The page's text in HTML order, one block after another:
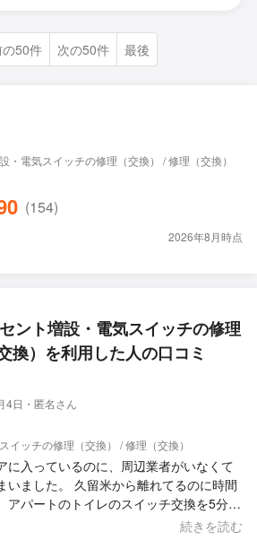
50件 次の50件 最後
・電気スイッチの修理（交換） / 修理（交換）
(154)
2026年8月時点
ント増設・電気スイッチの修理
換）を利用した人の口コミ
4日・匿名さん
イッチの修理（交換） / 修理（交換）
に入っているのに、周辺業者がいなくて
いました。 久留米から離れてるのに時間
アパートのトイレのスイッチ交換を5分程
た。 ありがとうございました！続きを読む